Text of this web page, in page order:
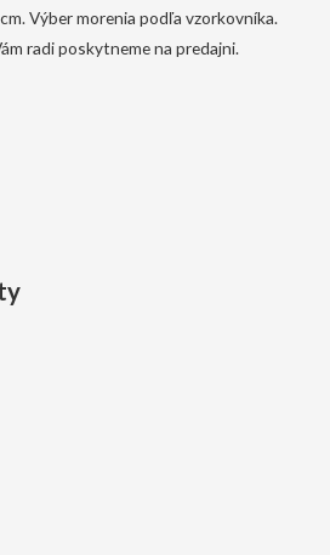
Výber morenia podľa vzorkovníka.
radi poskytneme na predajni.